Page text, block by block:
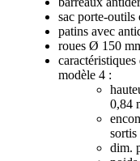
sac porte-outils
patins avec
roues Ø 150
modèle 4 :
0,84
dim.